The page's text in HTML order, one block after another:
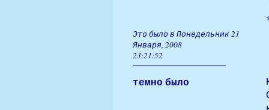
Это было в Понедельник 21
Января, 2008
23:21:52
темно было